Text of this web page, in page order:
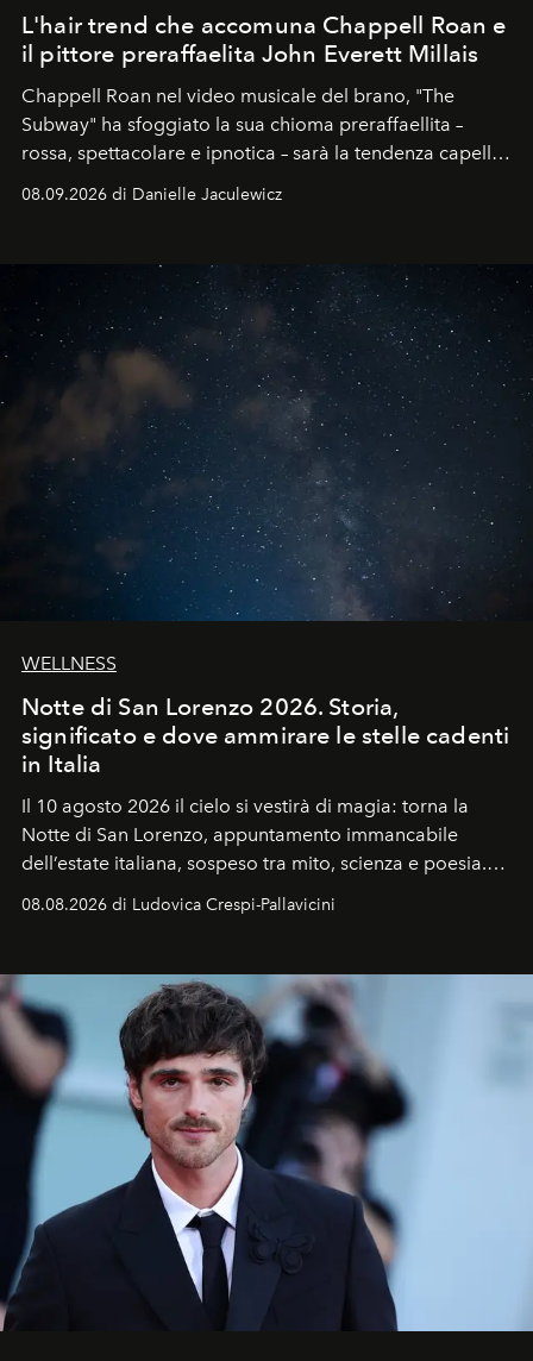
L'hair trend che accomuna Chappell Roan e
il pittore preraffaelita John Everett Millais
Chappell Roan nel video musicale del brano, "The
Subway" ha sfoggiato la sua chioma preraffaellita –
rossa, spettacolare e ipnotica – sarà la tendenza capelli
dell'autunno?
08.09.2026 di Danielle Jaculewicz
WELLNESS
Notte di San Lorenzo 2026. Storia,
significato e dove ammirare le stelle cadenti
in Italia
Il 10 agosto 2026 il cielo si vestirà di magia: torna la
Notte di San Lorenzo, appuntamento immancabile
dell’estate italiana, sospeso tra mito, scienza e poesia.
Sarà il momento in cui gli occhi si alzano verso la volta
celeste per seguire il passaggio delle
all’universo i desideri più segreti
08.08.2026 di Ludovica Crespi-Pallavicini